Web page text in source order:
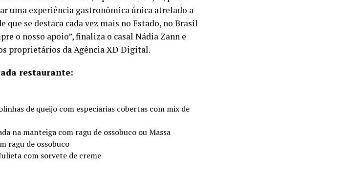
uma experiência gastronômica única atrelado a
que se destaca cada vez mais no Estado, no Brasil
o nosso apoio”, finaliza o casal Nádia Zann e
proprietários da Agência XD Digital.
restaurante:
de queijo com especiarias cobertas com mix de
na manteiga com ragu de ossobuco ou Massa
ragu de ossobuco
com sorvete de creme